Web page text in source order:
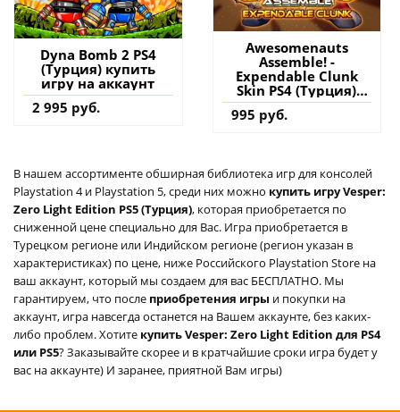
Dyna Bomb 2 PS4
(Турция) купить
игру на аккаунт
2 995 руб.
Awesomenauts
Assemble! -
Expendable Clunk
Skin PS4 (Турция)
купить дополнение
на аккаунт
995 руб.
В нашем ассортименте обширная библиотека игр для консолей
Playstation 4 и Playstation 5, среди них можно купить игру Vesper:
Zero Light Edition PS5 (Турция), которая приобретается по
сниженной цене специально для Вас. Игра приобретается в
Турецком регионе или Индийском регионе (регион указан в
характеристиках) по цене, ниже Российского Playstation Store на
ваш аккаунт, который мы создаем для вас БЕСПЛАТНО. Мы
гарантируем, что после приобретения игры и покупки на
аккаунт, игра навсегда останется на Вашем аккаунте, без каких-
либо проблем. Хотите купить Vesper: Zero Light Edition для PS4
или PS5? Заказывайте скорее и в кратчайшие сроки игра будет у
вас на аккаунте) И заранее, приятной Вам игры)